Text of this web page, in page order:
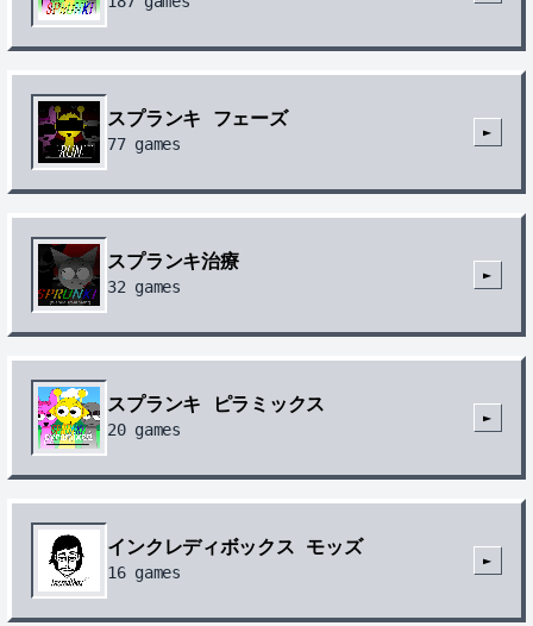
スプランキ フェーズ
77games
►
スプランキ治療
32 games
►
スプランキ ピラミックス
20games
►
インクレディボックス モッズ
16games
►